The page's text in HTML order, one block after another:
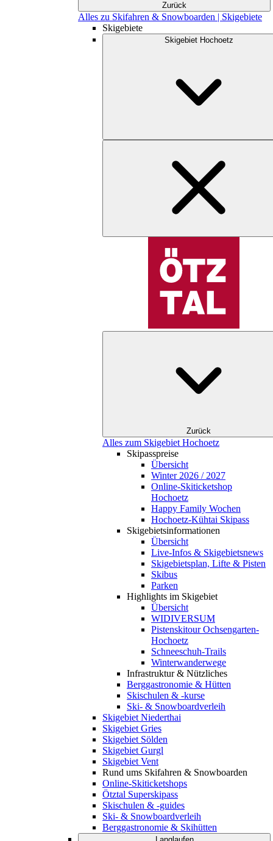
Zurück
Alles zu Skifahren & Snowboarden | Skigebiete
Skigebiete
Skigebiet Hochoetz
Zurück
Alles zum Skigebiet Hochoetz
Skipasspreise
Übersicht
Winter 2026 / 2027
Online-Skiticketshop
Hochoetz
Happy Family Wochen
Hochoetz-Kühtai Skipass
Skigebietsinformationen
Übersicht
Live-Infos & Skigebietsnews
Skigebietsplan, Lifte & Pisten
Skibus
Parken
Highlights im Skigebiet
Übersicht
WIDIVERSUM
Pistenskitour Ochsengarten-
Hochoetz
Schneeschuh-Trails
Winterwanderwege
Infrastruktur & Nützliches
Berggastronomie & Hütten
Skischulen & -kurse
Ski- & Snowboardverleih
Skigebiet Niederthai
Skigebiet Gries
Skigebiet Sölden
Skigebiet Gurgl
Skigebiet Vent
Rund ums Skifahren & Snowboarden
Online-Skiticketshops
Ötztal Superskipass
Skischulen & -guides
Ski- & Snowboardverleih
Berggastronomie & Skihütten